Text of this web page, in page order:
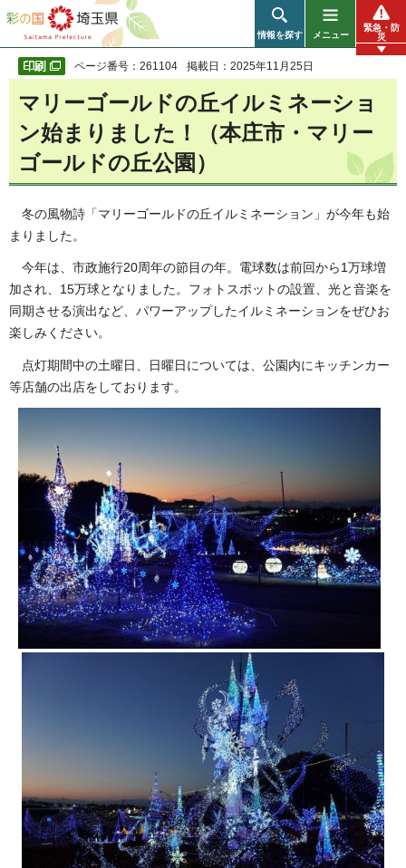
彩の国 埼玉県
情報を探す メニュー
緊急・防
災
ページ番号：261104 掲載日：2025年11月25日
マリーゴールドの丘イルミネーショ
ン始まりました！（本庄市・マリー
ゴールドの丘公園）
冬の風物詩「マリーゴールドの丘イルミネーション」が今年も始
まりました。
今年は、市政施行20周年の節目の年。電球数は前回から1万球増
加され、15万球となりました。フォトスポットの設置、光と音楽を
同期させる演出など、パワーアップしたイルミネーションをぜひお
楽しみください。
点灯期間中の土曜日、日曜日については、公園内にキッチンカー
等店舗の出店をしております。